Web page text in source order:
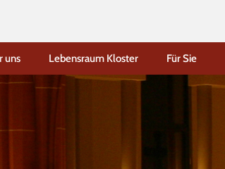
uns Lebensraum Kloster Für Sie